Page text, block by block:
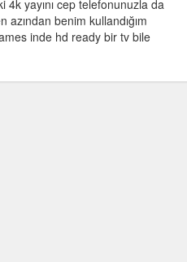
4k yayını cep telefonunuzla da
benim kullandığım
inde hd ready bir tv bile